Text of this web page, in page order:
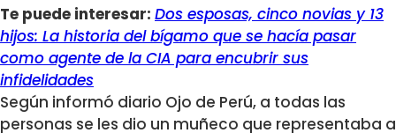
Te puede interesar: Dos esposas, cinco novias y 13
hijos: La historia del bígamo que se hacía pasar
como agente de la CIA para encubrir sus
infidelidades
Según informó diario Ojo de Perú, a todas las
personas se les dio un muñeco que representaba a